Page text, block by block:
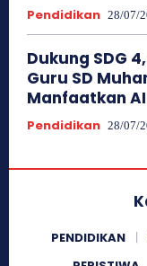
Pendidikan 28/07/
Dukung SDG
Guru SD
Manfaatkan
Pendidikan 28/07/
PENDIDIKAN